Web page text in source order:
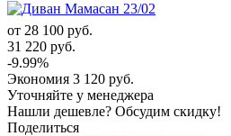
от 28 100 руб.
31 220 руб.
-9.99%
Экономия 3 120 руб.
Уточняйте у менеджера
Нашли дешевле? Обсудим скидку!
Поделиться